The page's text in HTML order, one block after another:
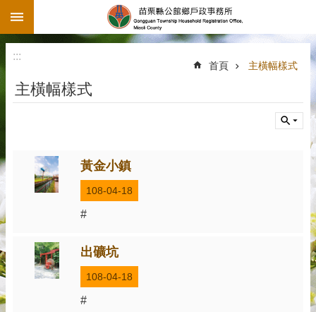
跳到主要內容區塊
:::
首頁 主橫幅樣式
主橫幅樣式
黃金小鎮
108-04-18
#
出礦坑
108-04-18
#